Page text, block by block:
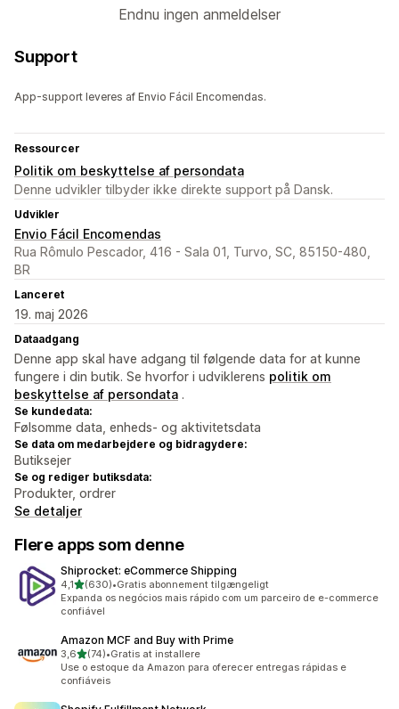
Endnu ingen anmeldelser
Support
App-support leveres af Envio Fácil Encomendas.
Ressourcer
Politik om beskyttelse af persondata
Denne udvikler tilbyder ikke direkte support på Dansk.
Udvikler
Envio Fácil Encomendas
Rua Rômulo Pescador, 416 - Sala 01, Turvo, SC, 85150-480,
BR
Lanceret
19. maj 2026
Dataadgang
Denne app skal have adgang til følgende data for at kunne
fungere i din butik. Se hvorfor i udviklerens politik om
beskyttelse af persondata .
Se kundedata:
Følsomme data, enheds- og aktivitetsdata
Se data om medarbejdere og bidragydere:
Butiksejer
Se og rediger butiksdata:
Produkter, ordrer
Se detaljer
Flere apps som denne
Shiprocket: eCommerce Shipping
4,1ud af 5 stjerner
(630)
630 anmeldelser i alt
•Gratis abonnement tilgængeligt
Expanda os negócios mais rápido com um parceiro de e-commerce
confiável
Amazon MCF and Buy with Prime
3,6ud af 5 stjerner
(74)
74 anmeldelser i alt
•Gratis at installere
Use o estoque da Amazon para oferecer entregas rápidas e
confiáveis